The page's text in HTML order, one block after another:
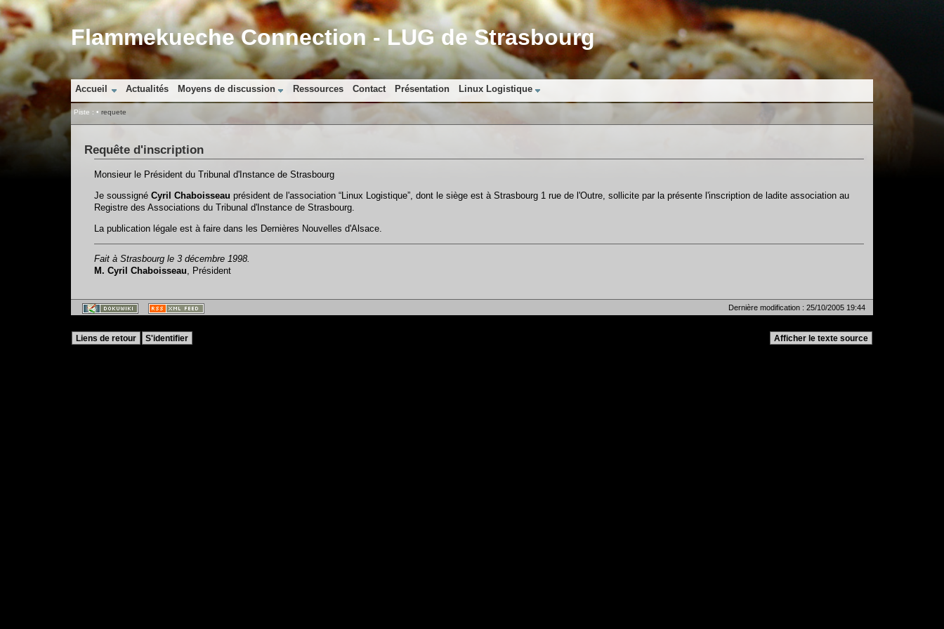
Flammekueche Connection - LUG de Strasbourg
Accueil Actualités Moyens de discussion Ressources Contact Présentation Linux Logistique
Piste : • requete
Requête d'inscription
Monsieur le Président du Tribunal d'Instance de Strasbourg
Je soussignéCyril Chaboisseau président de l'association “Linux Logistique”, dont le siège est à Strasbourg 1 rue de l'Outre, sollicite par la présente l'inscription de ladite association au
Registre des Associations du Tribunal d'Instance de Strasbourg.
La publication légale est à faire dans les Dernières Nouvelles d'Alsace.
Fait à Strasbourg le 3 décembre 1998.
M. Cyril Chaboisseau, Président
Dernière modification : 25/10/2005 19:44
Liens de retour S'identifier Afficher le texte source